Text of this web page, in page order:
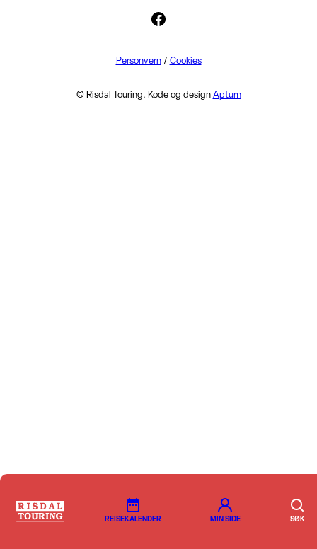
REISEKALENDER MIN SIDE
Facebook
Personvern/ Cookies
© Risdal Touring. Kode og design Aptum